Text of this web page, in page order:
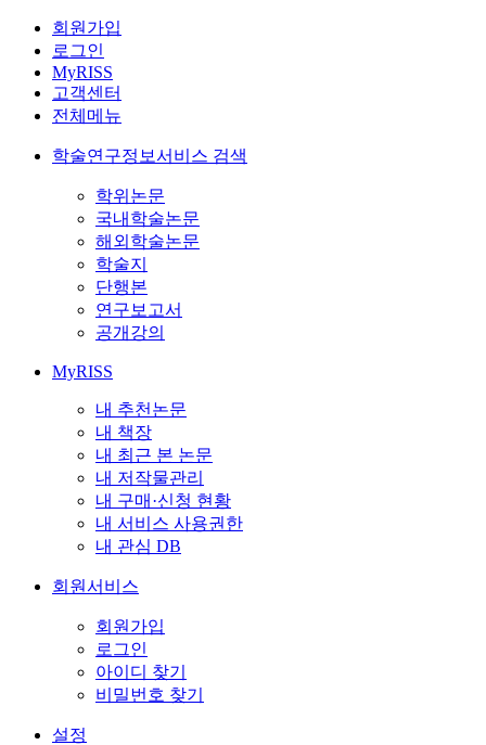
회원가입
로그인
MyRISS
고객센터
전체메뉴
학술연구정보서비스 검색
학위논문
국내학술논문
해외학술논문
학술지
단행본
연구보고서
공개강의
MyRISS
내 추천논문
내 책장
내 최근 본 논문
내 저작물관리
내 구매·신청 현황
내 서비스 사용권한
내 관심 DB
회원서비스
회원가입
로그인
아이디 찾기
비밀번호 찾기
설정